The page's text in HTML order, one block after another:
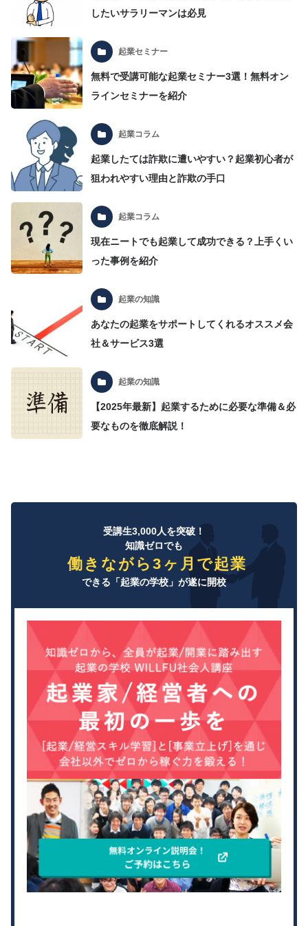
したいサラリーマンは必見
起業セミナー
無料で受講可能な起業セミナー3選！無料オン
ラインセミナーを紹介
起業コラム
起業したては詐欺に遭いやすい？起業初心者が
狙われやすい理由と詐欺の手口
起業コラム
現在ニートでも起業して成功できる？上手くい
った事例を紹介
起業の知識
あなたの起業をサポートしてくれるオススメ会
社＆サービス3選
起業の知識
【2025年最新】起業するために必要な準備＆必
要なものを徹底解説！
受講生3,000人を突破！
知識ゼロでも
働きながら3ヶ月で起業
できる「起業の学校」が遂に開校